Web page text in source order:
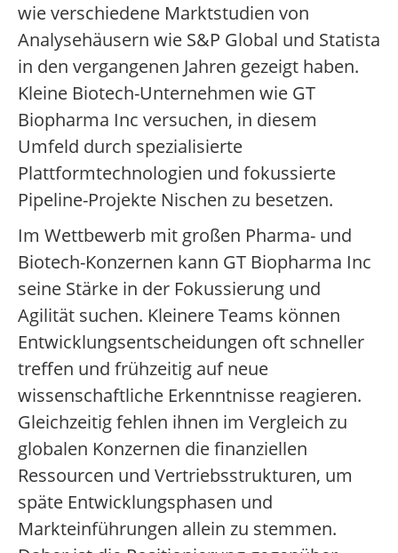
wie verschiedene Marktstudien von
Analysehäusern wie S&P Global und Statista
in den vergangenen Jahren gezeigt haben.
Kleine Biotech-Unternehmen wie GT
Biopharma Inc versuchen, in diesem
Umfeld durch spezialisierte
Plattformtechnologien und fokussierte
Pipeline-Projekte Nischen zu besetzen.
Im Wettbewerb mit großen Pharma- und
Biotech-Konzernen kann GT Biopharma Inc
seine Stärke in der Fokussierung und
Agilität suchen. Kleinere Teams können
Entwicklungsentscheidungen oft schneller
treffen und frühzeitig auf neue
wissenschaftliche Erkenntnisse reagieren.
Gleichzeitig fehlen ihnen im Vergleich zu
globalen Konzernen die finanziellen
Ressourcen und Vertriebsstrukturen, um
späte Entwicklungsphasen und
Markteinführungen allein zu stemmen.